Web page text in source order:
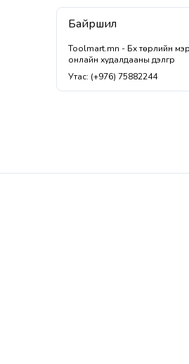
Байршил
Toolmart.mn - Бүх төрлийн
онлайн худалдааны дэлгүүр
Утас: (+976) 75882244